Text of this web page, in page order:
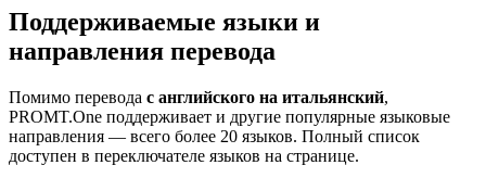
Поддерживаемые языки и
направления перевода
Помимо перевода с английского на итальянский,
PROMT.One поддерживает и другие популярные языковые
направления — всего более 20 языков. Полный список
доступен в переключателе языков на странице.